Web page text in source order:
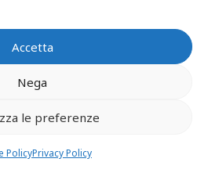
Accetta
Nega
le preferenze
PolicyPrivacy Policy